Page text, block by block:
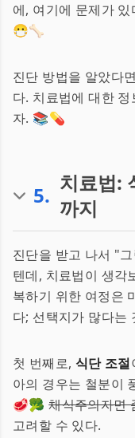
에, 여기에 문제가
😷🦴
진단 방법을 알았다
다. 치료법에 대한
자. 📚💊
5. 치료법:
까지
진단을 받고 나서 "
텐데, 치료법이 생
복하기 위한 여정은
다; 선택지가 많다는
첫 번째로, 식단 조절
아의 경우는 철분이
🥩🥦채식주의자면
고려할 수 있다.